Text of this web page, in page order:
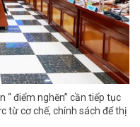
điểm nghẽn” cần tiếp tục
từ cơ chế, chính sách để thị